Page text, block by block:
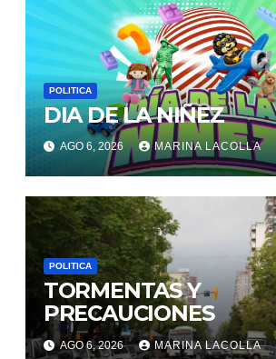
POLITICA
DIA DE LA NIÑEZ
AGO 6, 2026 MARINA LACOLLA
POLITICA
TORMENTAS Y
PRECAUCIONES
AGO 6, 2026 MARINA LACOLLA